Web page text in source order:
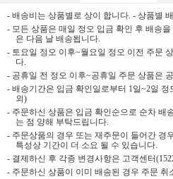
- 배송비는 상품별로 상이 합니다. - 상품별
- 모든 상품은 매일 정오 입금 확인 후 배송
은 다음 날 배송됩니다.
- 토요일 정오 이후~월요일 정오 이전 주문
다.
- 공휴일 전 정오 이후~공휴일 주문 상품은
- 배송기간은 입금 확인일로부터 1일~2일
외)
- 주문하신 상품은 입금 확인순으로 순차 배
는 점 양해 부탁드립니다.
- 주문상품의 경우 또는 재주문이 들어간 경
특성상 기간이 더 소요 될 수 있습니다.
- 결제하신 후 각종 변경사항은 고객센터
- 주문하신 상품이 이미 배송된 경우 주문 취